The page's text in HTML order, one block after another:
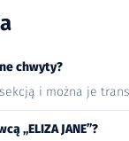
chwyty?
i można je
„ELIZA JANE”?